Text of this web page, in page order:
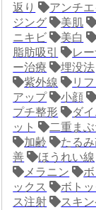
返り
アンチエ
ジング
美肌
ニキビ
美白
脂肪吸引
レ
ー治療
埋没法
紫外線
リフ
アップ
小顔
プチ整形
ダ
ット
二重まぶ
加齢
たる
善
ほうれい線
メラニン
ボ
ックス
ボトッ
ス注射
スキ